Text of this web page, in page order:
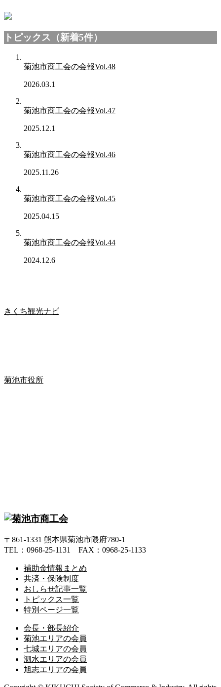
トピックス（新着5件）
菊池市商工会の会報Vol.48
2026.03.1
菊池市商工会の会報Vol.47
2025.12.1
菊池市商工会の会報Vol.46
2025.11.26
菊池市商工会の会報Vol.45
2025.04.15
菊池市商工会の会報Vol.44
2024.12.6
きくち観光ナビ
菊池市役所
〒861-1331 熊本県菊池市隈府780-1
TEL：0968-25-1131 FAX：0968-25-1133
補助金情報まとめ
共済・保険制度
おしらせ記事一覧
トピックス一覧
特別ページ一覧
会長・部長紹介
菊池エリアの会員
七城エリアの会員
泗水エリアの会員
旭志エリアの会員